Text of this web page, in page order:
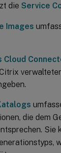
die Service
Images
Cloud
die dem
Sie